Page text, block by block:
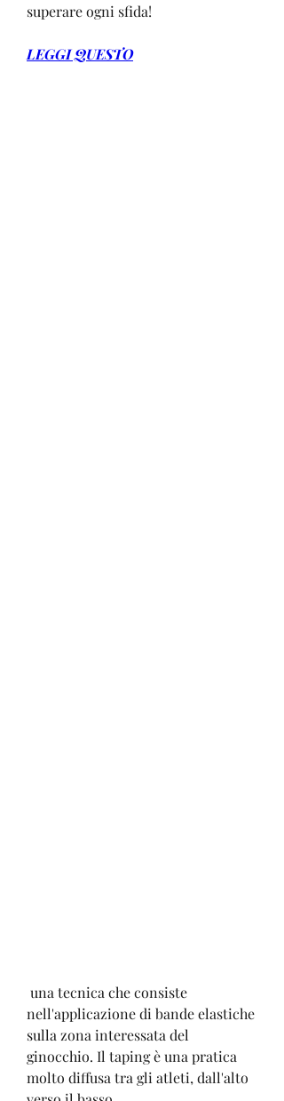
superare ogni sfida!
LEGGI QUESTO
nell'applicazione di bande elastiche
sulla zona interessata del
ginocchio. Il taping è una pratica
molto diffusa tra gli atleti, dall'alto